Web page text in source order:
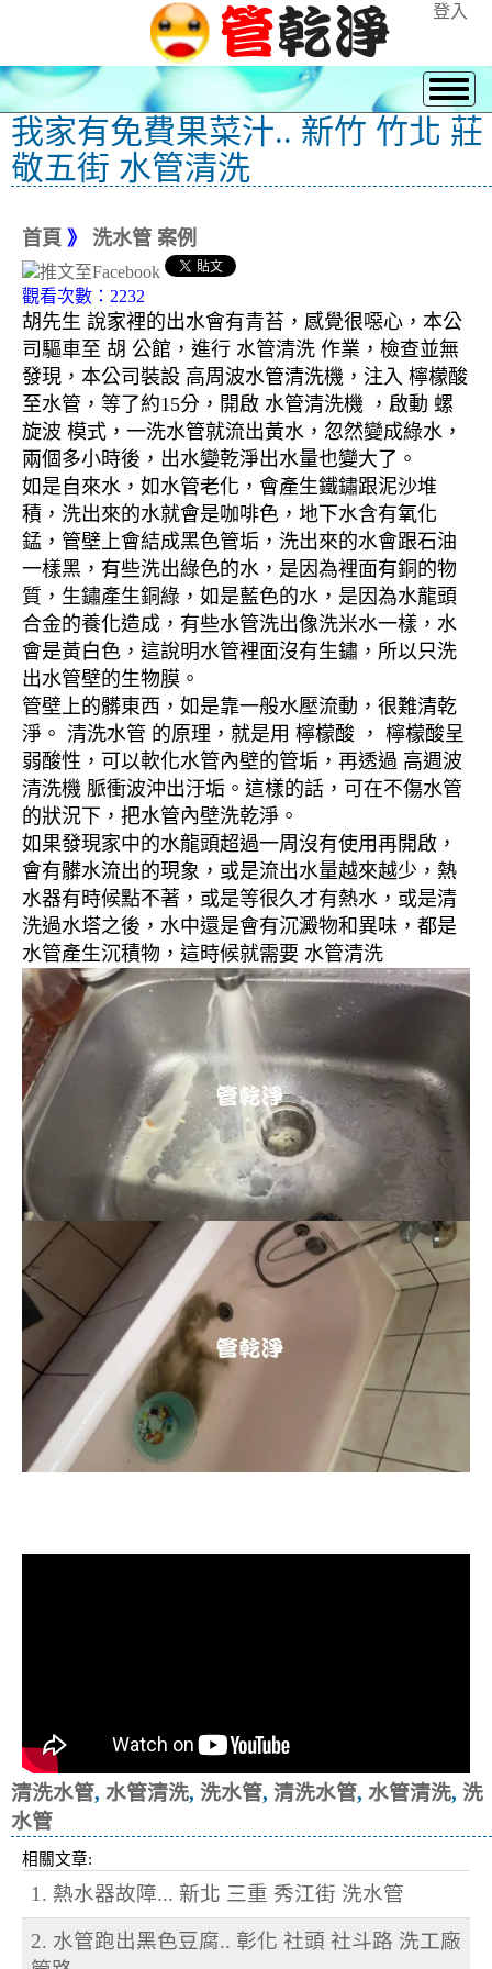
登入
我家有免費果菜汁.. 新竹 竹北 莊
敬五街 水管清洗
首頁 》 洗水管 案例
觀看次數：2232
胡先生 說家裡的出水會有青苔，感覺很噁心，本公
司驅車至 胡 公館，進行 水管清洗 作業，檢查並無
發現，本公司裝設 高周波水管清洗機，注入 檸檬酸
至水管，等了約15分，開啟 水管清洗機 ，啟動 螺
旋波 模式，一洗水管就流出黃水，忽然變成綠水，
兩個多小時後，出水變乾淨出水量也變大了。
如是自來水，如水管老化，會產生鐵鏽跟泥沙堆
積，洗出來的水就會是咖啡色，地下水含有氧化
錳，管壁上會結成黑色管垢，洗出來的水會跟石油
一樣黑，有些洗出綠色的水，是因為裡面有銅的物
質，生鏽產生銅綠，如是藍色的水，是因為水龍頭
合金的養化造成，有些水管洗出像洗米水一樣，水
會是黃白色，這說明水管裡面沒有生鏽，所以只洗
出水管壁的生物膜。
管壁上的髒東西，如是靠一般水壓流動，很難清乾
淨。 清洗水管 的原理，就是用 檸檬酸 ， 檸檬酸呈
弱酸性，可以軟化水管內壁的管垢，再透過 高週波
清洗機 脈衝波沖出汙垢。這樣的話，可在不傷水管
的狀況下，把水管內壁洗乾淨。
如果發現家中的水龍頭超過一周沒有使用再開啟，
會有髒水流出的現象，或是流出水量越來越少，熱
水器有時候點不著，或是等很久才有熱水，或是清
洗過水塔之後，水中還是會有沉澱物和異味，都是
水管產生沉積物，這時候就需要 水管清洗
清洗水管, 水管清洗, 洗水管, 清洗水管, 水管清洗, 洗
水管
相關文章:
1. 熱水器故障... 新北 三重 秀江街 洗水管
2. 水管跑出黑色豆腐.. 彰化 社頭 社斗路 洗工廠